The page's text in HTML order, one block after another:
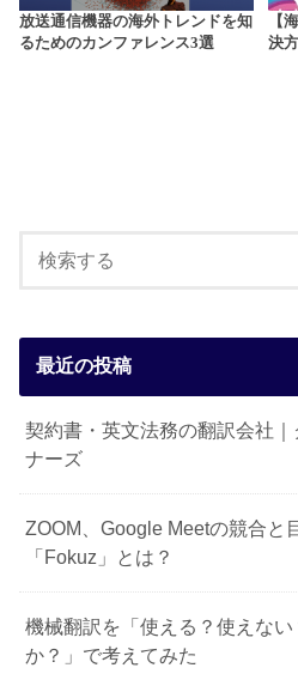
放送通信機器の海外トレンドを知
るためのカンファレンス3選
【
決
最近の投稿
契約書・英文法務の翻訳会社
ナーズ
ZOOM、Google Meetの競合と
「Fokuz」とは？
機械翻訳を「使える？使えな
か？」で考えてみた